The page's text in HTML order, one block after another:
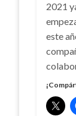
2021
este